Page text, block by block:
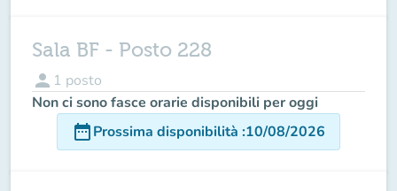
Sala BF - Posto 228
person 1 posto
Non ci sono fasce orarie disponibili per oggi
date_rangeProssima disponibilità :10/08/2026